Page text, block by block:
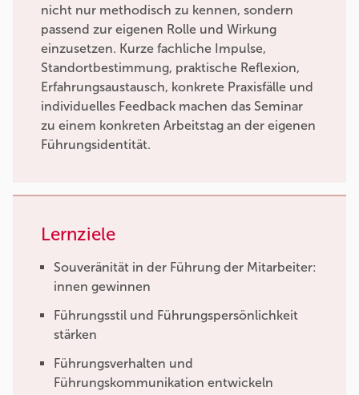
nicht nur methodisch zu kennen, sondern
passend zur eigenen Rolle und Wirkung
einzusetzen. Kurze fachliche Impulse,
Standortbestimmung, praktische Reflexion,
Erfahrungsaustausch, konkrete Praxisfälle und
individuelles Feedback machen das Seminar
zu einem konkreten Arbeitstag an der eigenen
Führungsidentität.
Lernziele
Souveränität in der Führung der Mitarbeiter:
innen gewinnen
Führungsstil und Führungspersönlichkeit
stärken
Führungsverhalten und
Führungskommunikation entwickeln